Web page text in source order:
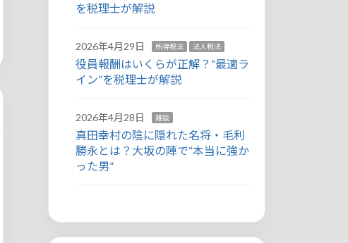
を税理士が解説
2026年4月29日 所得税法 法人税法
役員報酬はいくらが正解？“最適ラ
イン”を税理士が解説
2026年4月28日 雑談
真田幸村の陰に隠れた名将・毛利
勝永とは？大坂の陣で“本当に強か
った男”